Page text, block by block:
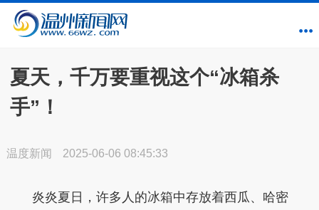
夏天，千万要重视这个“冰箱杀
手”！
温度新闻 2025-06-06 08:45:33
炎炎夏日，许多人的冰箱中存放着西瓜、哈密